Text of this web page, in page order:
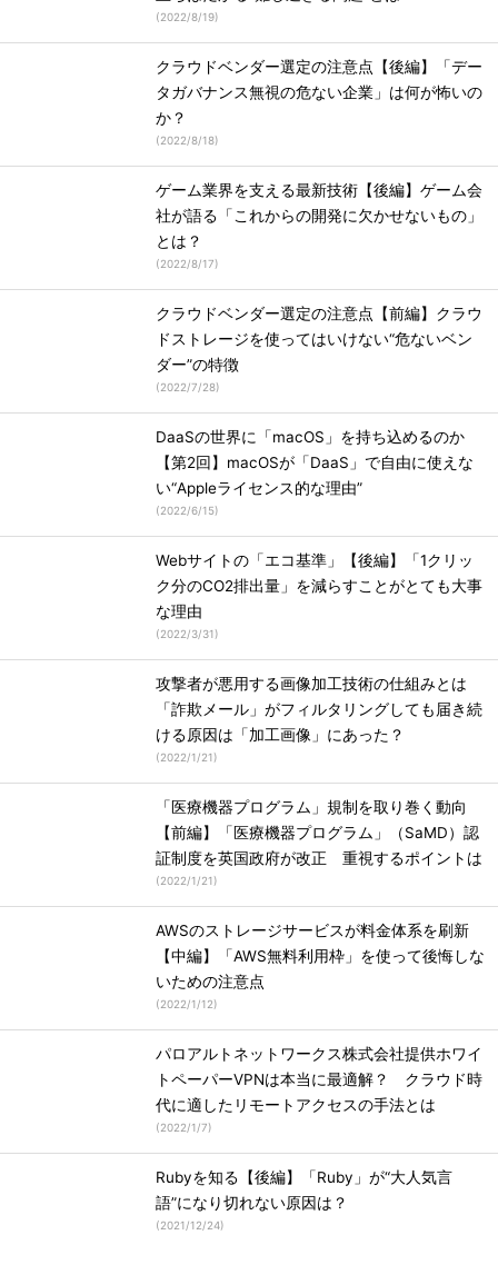
(2022/8/19)
クラウドベンダー選定の注意点【後編】「デー
タガバナンス無視の危ない企業」は何が怖いの
か？
(2022/8/18)
ゲーム業界を支える最新技術【後編】ゲーム会
社が語る「これからの開発に欠かせないもの」
とは？
(2022/8/17)
クラウドベンダー選定の注意点【前編】クラウ
ドストレージを使ってはいけない“危ないベン
ダー”の特徴
(2022/7/28)
DaaSの世界に「macOS」を持ち込めるのか
【第2回】macOSが「DaaS」で自由に使えな
い“Appleライセンス的な理由”
(2022/6/15)
Webサイトの「エコ基準」【後編】「1クリッ
ク分のCO2排出量」を減らすことがとても大事
な理由
(2022/3/31)
攻撃者が悪用する画像加工技術の仕組みとは
「詐欺メール」がフィルタリングしても届き続
ける原因は「加工画像」にあった？
(2022/1/21)
「医療機器プログラム」規制を取り巻く動向
【前編】「医療機器プログラム」（SaMD）認
証制度を英国政府が改正 重視するポイントは
(2022/1/21)
AWSのストレージサービスが料金体系を刷新
【中編】「AWS無料利用枠」を使って後悔しな
いための注意点
(2022/1/12)
パロアルトネットワークス株式会社提供ホワイ
トペーパーVPNは本当に最適解？ クラウド時
代に適したリモートアクセスの手法とは
(2022/1/7)
Rubyを知る【後編】「Ruby」が“大人気言
語”になり切れない原因は？
(2021/12/24)